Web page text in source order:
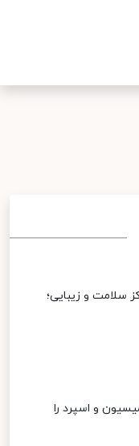
سلامت و زیبایی؛
و اسپرد را